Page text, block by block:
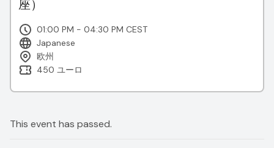
座）
01:00 PM - 04:30 PM CEST
Japanese
欧州
450 ユーロ
This event has passed.